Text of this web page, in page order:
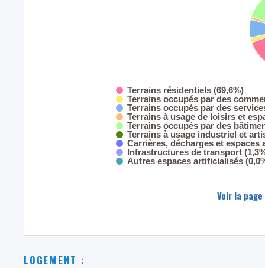
Terrains résidentiels (69,6%)
Terrains occupés par des
Terrains occupés par des
Terrains à usage de loisirs et
Terrains occupés par des
Terrains à usage industriel et
Carrières, décharges et espaces
Infrastructures de transport
Autres espaces artificialisés
Voir la
LOGEMENT :